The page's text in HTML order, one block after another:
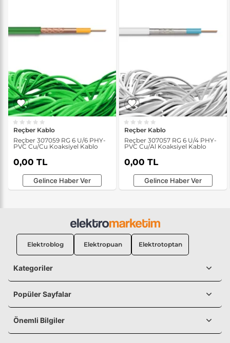
Reçber Kablo
Reçber 307059 RG 6 U/6 PHY-
PVC Cu/Cu Koaksiyel Kablo
0,00 TL
Gelince Haber Ver
Reçber Kablo
Reçber 307057 RG 6 U/4 PHY-
PVC Cu/Al Koaksiyel Kablo
0,00 TL
Gelince Haber Ver
Elektroblog Elektropuan Elektrotoptan
Kategoriler
Popüler Sayfalar
Önemli Bilgiler